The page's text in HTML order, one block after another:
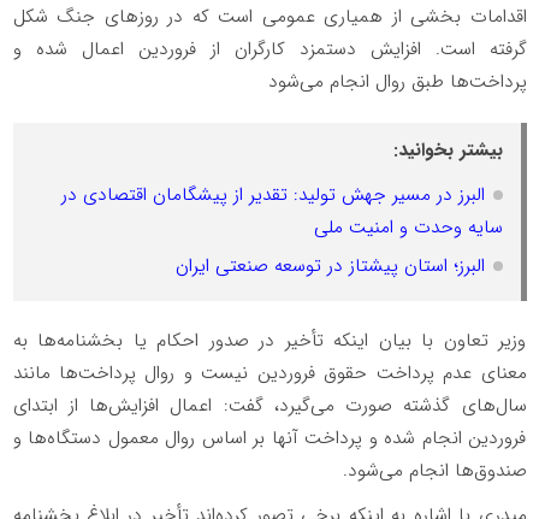
اقدامات بخشی از همیاری عمومی است که در روزهای جنگ شکل
گرفته است. افزایش دستمزد کارگران از فروردین اعمال شده و
پرداخت‌ها طبق روال انجام می‌شود
بیشتر بخوانید:
البرز در مسیر جهش تولید: تقدیر از پیشگامان اقتصادی در
سایه وحدت و امنیت ملی
البرز؛ استان پیشتاز در توسعه صنعتی ایران
وزیر تعاون با بیان اینکه تأخیر در صدور احکام یا بخشنامه‌ها به
معنای عدم پرداخت حقوق فروردین نیست و روال پرداخت‌ها مانند
سال‌های گذشته صورت می‌گیرد، گفت: اعمال افزایش‌ها از ابتدای
فروردین انجام شده و پرداخت آنها بر اساس روال معمول دستگاه‌ها و
صندوق‌ها انجام می‌شود.